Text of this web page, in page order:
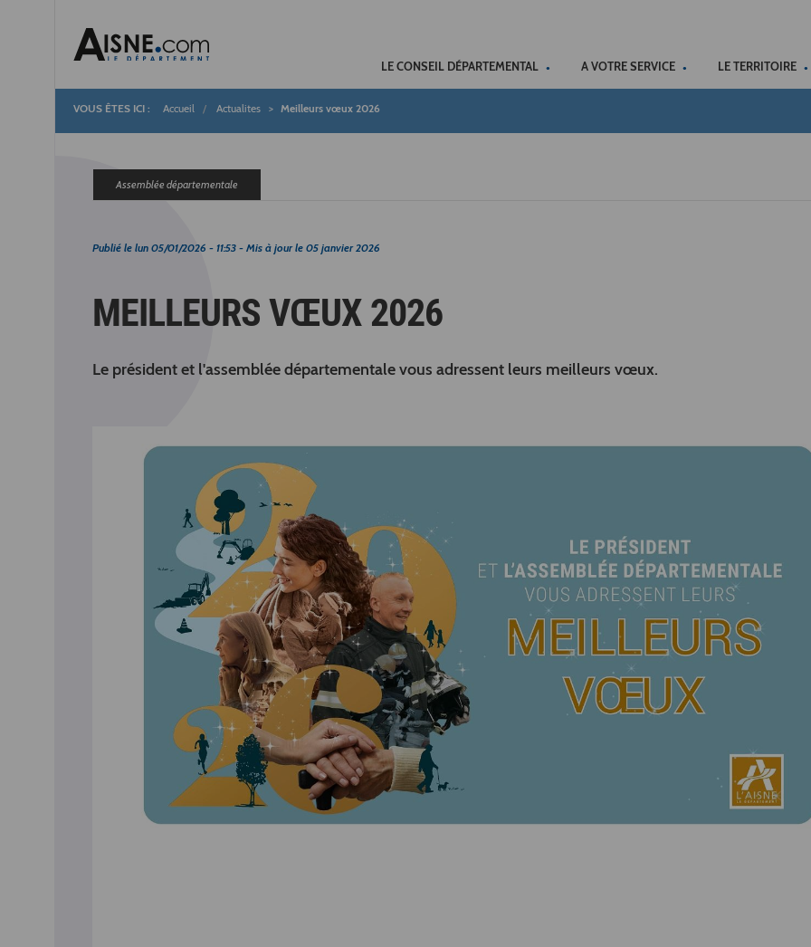
LE CONSEIL DÉPARTEMENTAL A VOTRE SERVICE LE TERRITOIRE
Fil
d'Ariane
Accueil Actualites Meilleurs vœux 2026
Assemblée départementale
Publié le lun 05/01/2026 - 11:53 - Mis à jour le 05 janvier 2026
MEILLEURS VŒUX 2026
Le président et l'assemblée départementale vous adressent leurs meilleurs vœux.